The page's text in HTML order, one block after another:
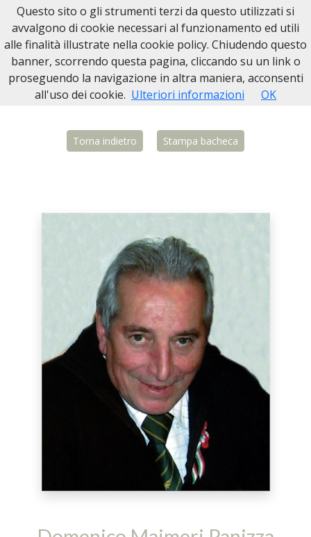
Necrologi Biella
Home Italia VC Vercelli Domenico Maimeri Panizza
Torna indietro Stampa bacheca
Questo sito o gli strumenti terzi da questo utilizzati si
avvalgono di cookie necessari al funzionamento ed utili
alle finalità illustrate nella cookie policy. Chiudendo questo
banner, scorrendo questa pagina, cliccando su un link o
proseguendo la navigazione in altra maniera, acconsenti
all'uso dei cookie. Ulteriori informazioni OK